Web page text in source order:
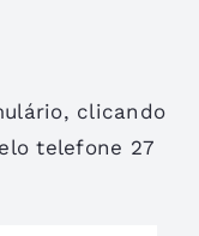
clicando
telefone 27